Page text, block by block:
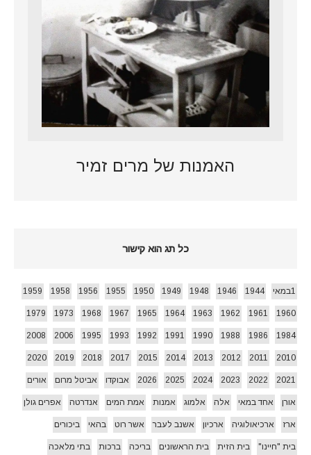
האמנות של מרים זמיר
כל תג הוא קישור
1במאי 1944
1946
1948
1949
1950
1955
1956
1958
1959
1960
1961
1962
1963
1964
1965
1967
1968
1973
1979
1984
1986
1988
1990
1991
1992
1993
1995
2006
2008
2010
2011
2012
2013
2014
2015
2017
2018
2019
2020
2021
2022
2023
2024
2025
2026 אבוקדו אביטל מרום אורים
אורן אחד במאי אלה אלמוג אמנות אמת המים אנדרטה אפרים גולן
ארז ארכיאולוגיה ארכיון אשנב לעבר אשר רוט בהאי ביכורים
בית "חיינו" בית הזית בית הראשונים בריכה ברכות בתי מלאכה